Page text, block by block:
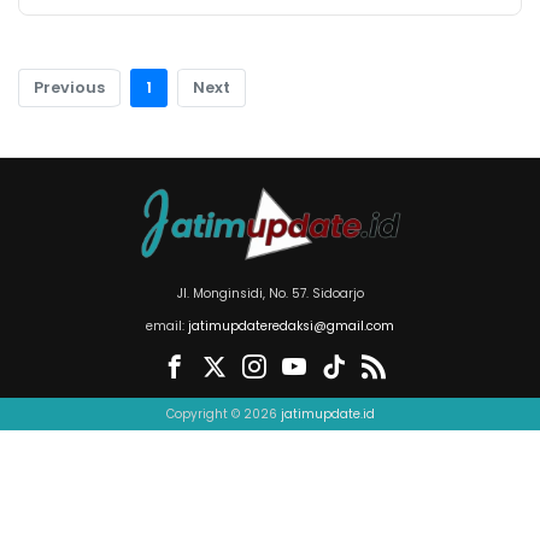
Previous 1 Next
Jl. Monginsidi, No. 57. Sidoarjo
email: jatimupdateredaksi@gmail.com
Copyright © 2026 jatimupdate.id